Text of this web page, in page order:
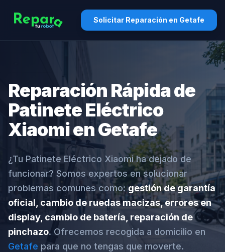
Solicitar Reparación en Getafe
Reparación Rápida de
Patinete Eléctrico
Xiaomi en Getafe
¿Tu Patinete Eléctrico Xiaomi ha dejado de
funcionar? Somos expertos en solucionar
problemas comunes como:gestión de garantía
oficial, cambio de ruedas macizas, errores en
display, cambio de batería, reparación de
pinchazo. Ofrecemos recogida a domicilio en
Getafe para que no tengas que moverte.